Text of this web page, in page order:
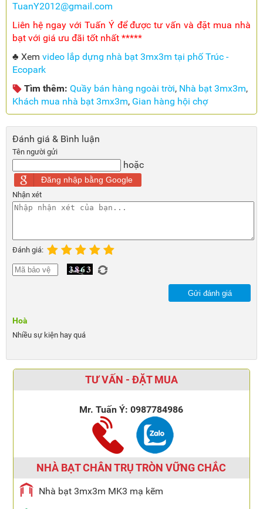
TuanY2012@gmail.com
Liên hệ ngay với Tuấn Ý để được tư vấn và đặt mua nhà
bạt với giá ưu đãi tốt nhất *****
♣ Xem video lắp dựng nhà bạt 3mx3m tại phố Trúc -
Ecopark
Tìm thêm: Quầy bán hàng ngoài trời, Nhà bạt 3mx3m,
Khách mua nhà bạt 3mx3m, Gian hàng hội chợ
Đánh giá & Bình luận
Tên người gửi
hoặc
Đăng nhập bằng Google
Nhận xét
Đánh giá:
Gửi đánh giá
Hoà
Nhiều sự kiện hay quá
TƯ VẤN - ĐẶT MUA
Mr. Tuấn Ý:0987784986
NHÀ BẠT CHÂN TRỤ TRÒN VỮNG CHẮC
Nhà bạt 3mx3m MK3 mạ kẽm